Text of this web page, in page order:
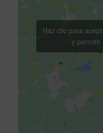
Haz clic para
y permitir